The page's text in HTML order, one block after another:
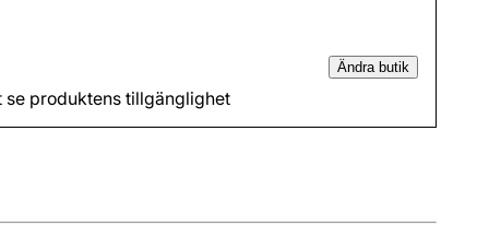
produktens tillgänglighet
Ändra butik